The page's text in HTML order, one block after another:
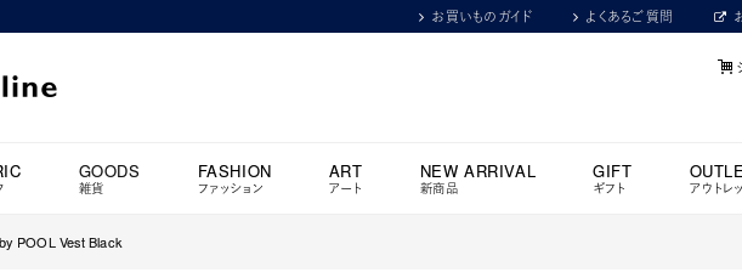
お買いものガイド よくあるご質問
GOODS
雑貨
FASHION
ファッション
ART
アート
NEW ARRIVAL
新商品
GIFT
ギフト アウトレ
POOL Vest Black